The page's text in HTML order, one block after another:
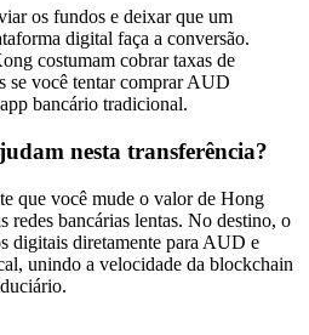
os fundos e deixar que um
digital faça a conversão.
costumam cobrar taxas de
se você tentar comprar AUD
bancário tradicional.
nesta transferência?
que você mude o valor de Hong
redes bancárias lentas. No destino, o
digitais diretamente para AUD e
unindo a velocidade da blockchain